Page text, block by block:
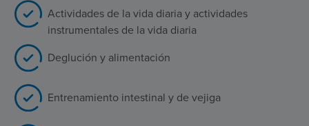
Actividades de la vida diaria y actividades
instrumentales de la vida diaria
Deglución y alimentación
Entrenamiento intestinal y de vejiga